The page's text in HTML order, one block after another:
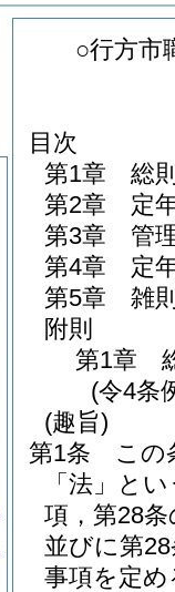
○行方市
目次
第1章
総
第2章
定
第3章
管
第4章
定
第5章
雑
附則
第1章
(令4条
(趣旨)
第1条
この
「法」と
項，第28
並びに第
事項を定